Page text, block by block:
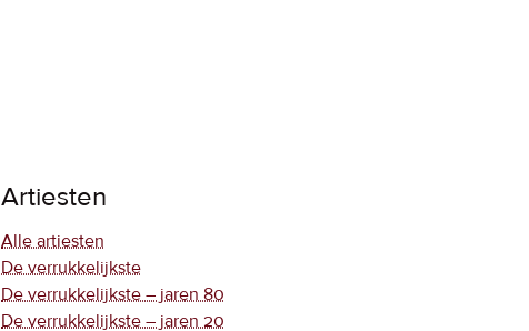
Artiesten
Alle artiesten
De verrukkelijkste
De verrukkelijkste – jaren 80
De verrukkelijkste – jaren 20